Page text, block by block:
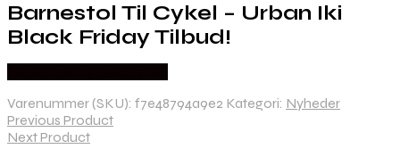
Barnestol Til Cykel – Urban Iki
Black Friday Tilbud!
Varenummer (SKU): f7e48794a9e2 Kategori: Nyheder
Previous Product
Next Product